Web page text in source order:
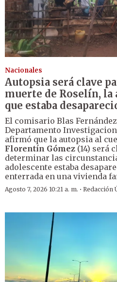
Nacionales
Autopsia será clave
muerte de Roselín, la
que estaba
El comisario Blas
Departamento
afirmó que la autopsia al
Florentín Gómez (14) será
determinar las
adolescente estaba
enterrada en una vivienda
Agosto 7, 2026 10:21 a. m. ·Redacción